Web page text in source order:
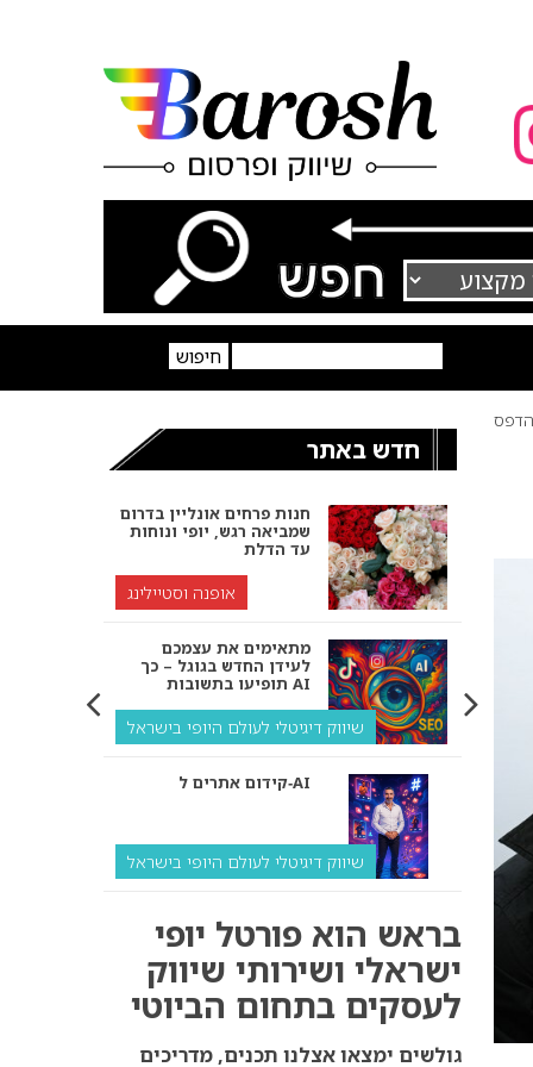
הדפס
חדש באתר
חנות פרחים אונליין בדרום
שמביאה רגש, יופי ונוחות
עד הדלת
אופנה וסטיילינג
מתאימים את עצמכם
לעידן החדש בגוגל – כך
תופיעו בתשובות AI
שיווק דיגיטלי לעולם היופי בישראל
קידום אתרים ל‑AI
שיווק דיגיטלי לעולם היופי בישראל
ולמה העסק שלך צריך
שיווק דיגיטלי לעסקים
קידום ל‑AI לעומת קידום
בראש הוא פורטל יופי
ישראלי ושירותי שיווק
לעסקים בתחום הביוטי
גולשים ימצאו אצלנו תכנים, מדריכים